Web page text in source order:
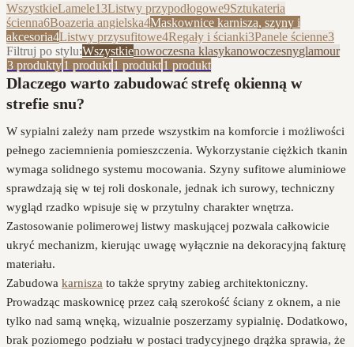
WszystkieLamele13Listwy przypodłogowe9Sztukateria
ścienna6Boazeria angielska4Maskownice karnisza, szyny i
akcesoria4Listwy przysufitowe4Regały i ścianki3Panele ścienne3
Filtruj po stylu:Wszystkienowoczesna klasykanowoczesnyglamour
3 produkty1 produkt1 produkt1 produkt
Dlaczego warto zabudować strefę okienną w
strefie snu?
W sypialni zależy nam przede wszystkim na komforcie i możliwości
pełnego zaciemnienia pomieszczenia. Wykorzystanie ciężkich tkanin
wymaga solidnego systemu mocowania. Szyny sufitowe aluminiowe
sprawdzają się w tej roli doskonale, jednak ich surowy, techniczny
wygląd rzadko wpisuje się w przytulny charakter wnętrza.
Zastosowanie polimerowej listwy maskującej pozwala całkowicie
ukryć mechanizm, kierując uwagę wyłącznie na dekoracyjną fakturę
materiału.
Zabudowa karnisza to także sprytny zabieg architektoniczny.
Prowadząc maskownicę przez całą szerokość ściany z oknem, a nie
tylko nad samą wnęką, wizualnie poszerzamy sypialnię. Dodatkowo,
brak poziomego podziału w postaci tradycyjnego drążka sprawia, że